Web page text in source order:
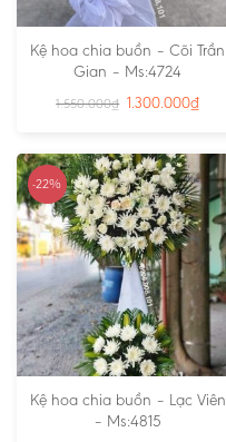
Kệ hoa chia buồn – Cõi Trần
Gian – Ms:4724
1.550.000₫ 1.300.000₫
-22%
Kệ hoa chia buồn – Lạc Viên
– Ms:4815